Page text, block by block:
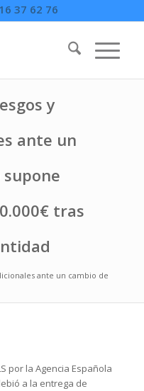
37 62 76
y
ante un
tras
ante un cambio de
por la Agencia Española
a la entrega de